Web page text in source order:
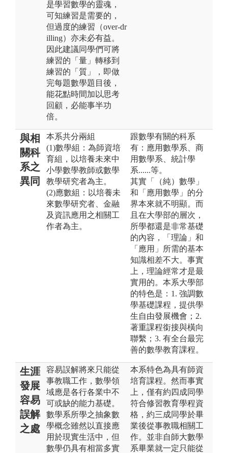
是學習數學的靈魂，
可知練習是需要的，
但過度的練習（over-dr
illing）亦未必有益。
因此建議同學們可將
練習的「量」轉移到
練習的「質」，即做
完每題數學題目後，
能花點時間加以思考
回顧，必能事半功
倍。
與相
關科
系之
異同
本系共分兩組
(1)數學組：為師資培
育組，以培養未來中
小學數學教師或數學
教學研究者為主。
(2)應數組：以培養未
來數學研究者、金融
及資訊應用之相關工
作者為主。
跟數學有關的科系
有：應用數學系、商
用數學系、統計學
系......等。
其實「（純）數學」
和「應用數學」的分
界本來就不明顯。而
且在大學部的層次，
所學都還是非常基礎
的內容，「理論」和
「應用」所需的基本
知識相差不大。事實
上，理論經常才是最
實用的。本系大學部
的特色是：1. 強調數
學基礎課程，提供學
生自由發展機會；2.
著重課程銜接與橫向
聯繫；3. 有全台最完
善的數學教育課程。
生涯
發展
容易
誤解
之處
容易誤解將來只能從
事教職工作，數學領
域應是各行各業中不
可或缺的能力基礎。
數學系所學之抽象數
學概念雖然以直接應
用於現實生活中，但
數學仍具有相當多實
本系特色為具有師資
培育課程。然而事實
上，僅有約四成同學
符合修習教育學程資
格，約三成同學於畢
業後從事教職相關工
作。並非自師大數學
系畢業就一定只能從